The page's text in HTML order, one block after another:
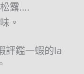
露….
。
評鑑一蝦的la